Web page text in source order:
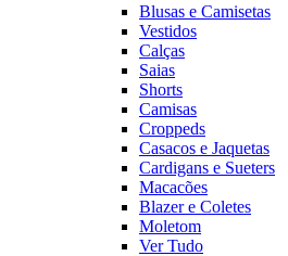
Blusas e Camisetas
Vestidos
Calças
Saias
Shorts
Camisas
Croppeds
Casacos e Jaquetas
Cardigans e Sueters
Macacões
Blazer e Coletes
Moletom
Ver Tudo